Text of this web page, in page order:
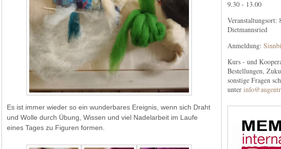
Es ist immer wieder so ein wunderbares Ereignis, wenn sich Draht
und Wolle durch Übung, Wissen und viel Nadelarbeit im Laufe
eines Tages zu Figuren formen.
9.30 - 13.00
Veranstaltungsort:
Dietmannsried
Anmeldung:
Kurs - und
Bestellungen,
sonstige Fragen
unter